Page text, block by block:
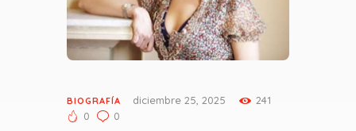
BIOGRAFÍA diciembre 25, 2025
241
0
0